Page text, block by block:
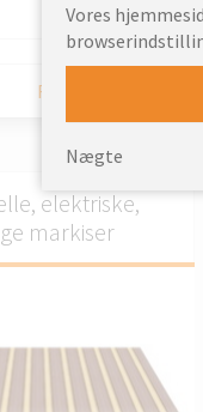
TILPAS.
Fra
elektriske,
markiser
Vores
Nægte